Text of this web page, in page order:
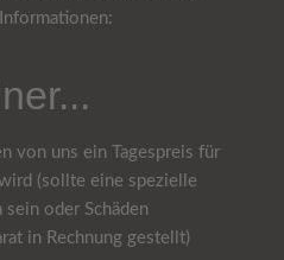
von uns ein Tagespreis für
(sollte eine spezielle
oder Schäden
in Rechnung gestellt)